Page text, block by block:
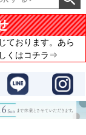
ております。あら
くはコチラ⇒